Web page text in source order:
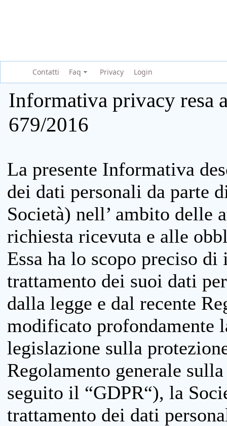
Contatti Faq Privacy Login
Informativa privacy resa
679/2016
La presente Informativa
dei dati personali da parte
Società) nell’ ambito delle
richiesta ricevuta e alle
Essa ha lo scopo preciso
trattamento dei suoi dati
dalla legge e dal recente
modificato profondamente
legislazione sulla
Regolamento generale
seguito il “GDPR“), la
trattamento dei dati